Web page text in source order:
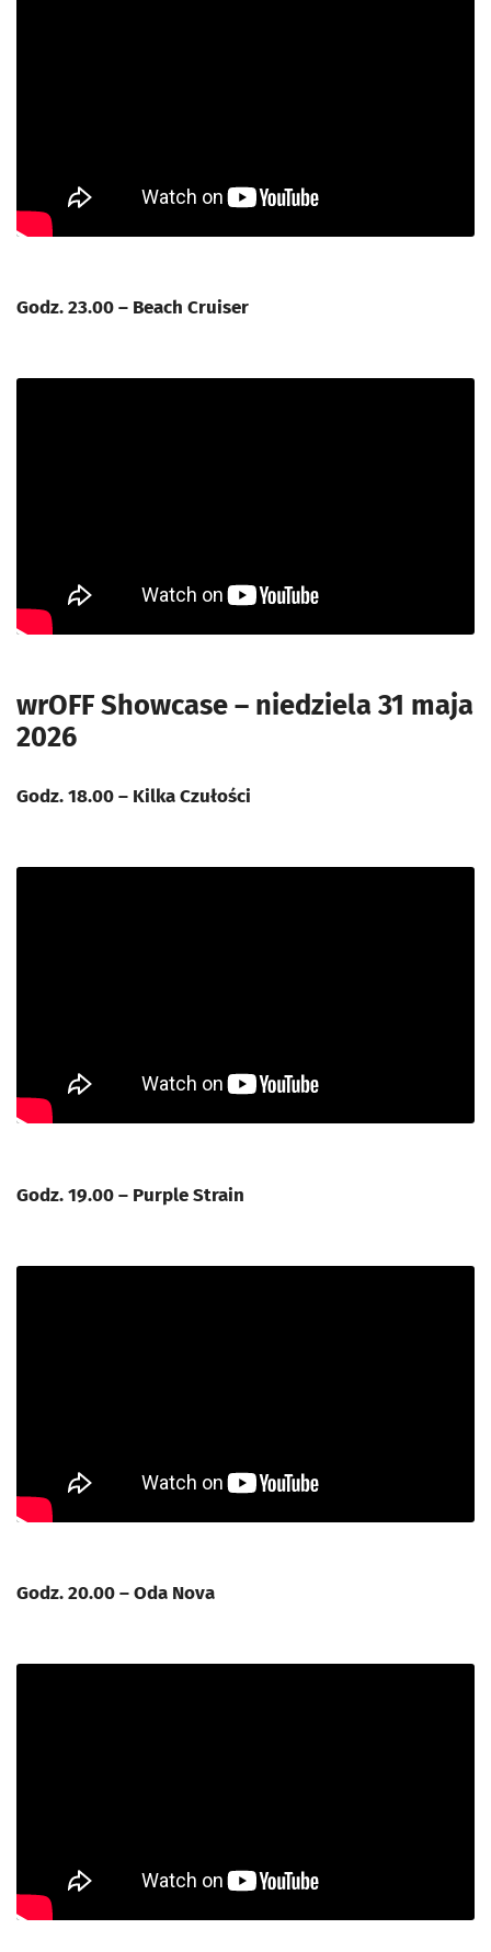
Godz. 23.00 – Beach Cruiser
wrOFF Showcase – niedziela 31 maja
2026
Godz. 18.00 – Kilka Czułości
Godz. 19.00 – Purple Strain
Godz. 20.00 – Oda Nova